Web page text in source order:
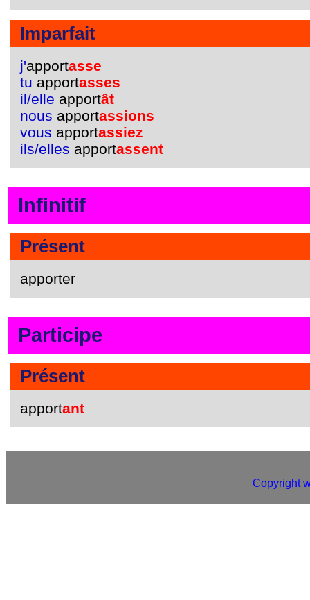
Imparfait
j'apportasse
tu apportasses
il/elle apportât
nous apportassions
vous apportassiez
ils/elles apportassent
Infinitif
Présent
apporter
Participe
Présent
apportant
Copyright